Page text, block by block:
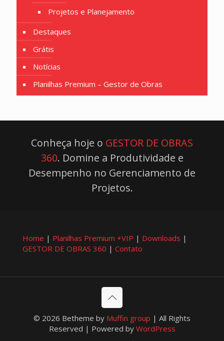
Projetos e Planejamento
Destaques
Grátis
Notícias
Planilhas Premium – Gestor de Obras
Conheça hoje o GESTOR DE OBRAS
360. Domine a Produtividade e
Desempenho no Gerenciamento de
Projetos.
Home | Planilhas Premium +VIP | Downloads |
GESTOR DE OBRAS 360 | Contato
© 2026 Betheme by Muffin group | All Rights
Reserved | Powered by WordPress